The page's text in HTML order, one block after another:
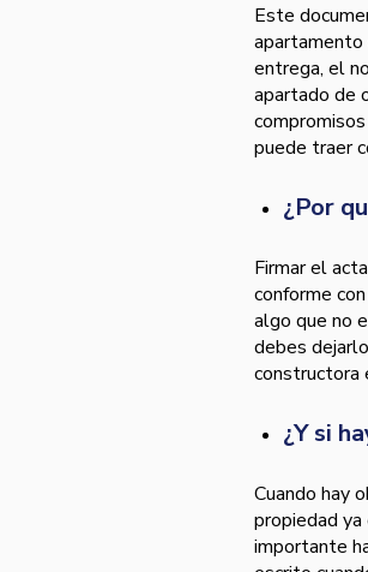
Este
apartamento
entrega, el
apartado de
puede traer
¿Por
Firmar el
conforme
algo que no
debes
constructora
¿Y si
Cuando hay
propiedad
importante